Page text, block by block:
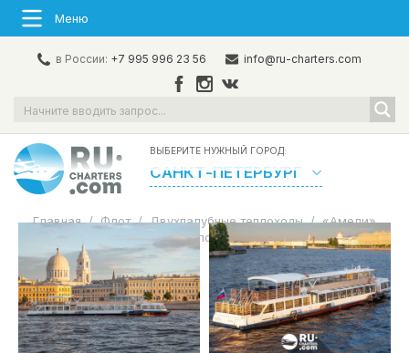
Меню
в России: +7 995 996 23 56 info@ru-charters.com
ВЫБЕРИТЕ НУЖНЫЙ ГОРОД:
САНКТ-ПЕТЕРБУРГ
Главная / Флот / Двухпалубные теплоходы / «Амели»
Аренда теплохода в СПб